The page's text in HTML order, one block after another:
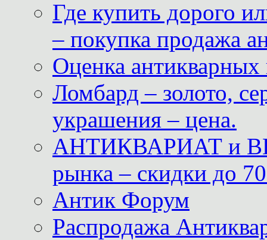
Где купить дорого
– покупка продажа
Оценка антикварных
Ломбард – золото,
украшения – цена.
АНТИКВАРИАТ и
рынка – скидки до
Антик Форум
Распродажа